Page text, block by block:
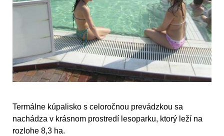
Termálne kúpalisko s celoročnou prevádzkou sa
nachádza v krásnom prostredí lesoparku, ktorý leží na
rozlohe 8,3 ha.